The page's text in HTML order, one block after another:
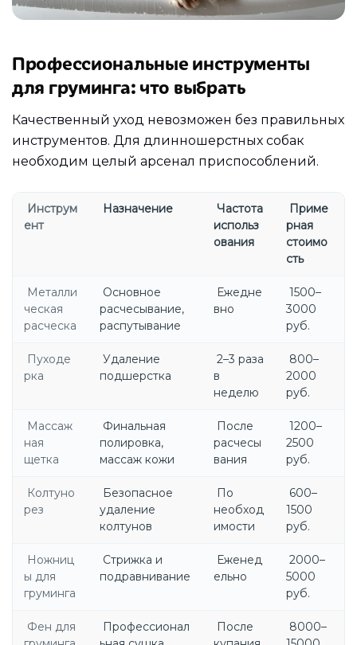
Профессиональные инструменты
для груминга: что выбрать
Качественный уход невозможен без правильных
инструментов. Для длинношерстных собак
необходим целый арсенал приспособлений.
Инструм
ент
Назначение
Частота
использ
ования
Приме
рная
стоимо
сть
Металли
ческая
расческа
Основное
расчесывание,
распутывание
Ежедне
вно
1500–
3000
руб.
Пуходе
рка
Удаление
подшерстка
2–3 раза
в
неделю
800–
2000
руб.
Массаж
ная
щетка
Финальная
полировка,
массаж кожи
После
расчесы
вания
1200–
2500
руб.
Колтуно
рез
Безопасное
удаление
колтунов
По
необход
имости
600–
1500
руб.
Ножниц
ы для
груминга
Стрижка и
подравнивание
Еженед
ельно
2000–
5000
руб.
Фен для
Профессионал
После
8000–